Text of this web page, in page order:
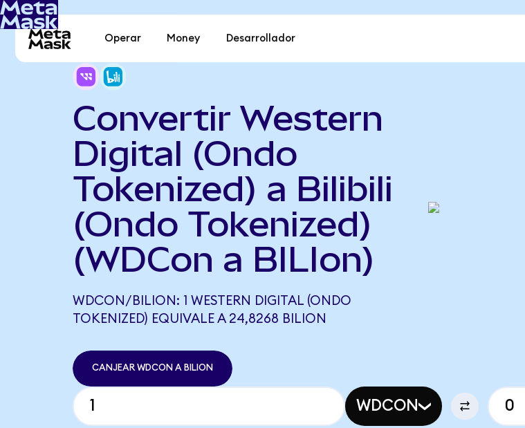
Operar Money Desarrollador
Convertir Western
Digital (Ondo
Tokenized) a Bilibili
(Ondo Tokenized)
(WDCon a BILIon)
WDCON/BILION: 1 WESTERN DIGITAL (ONDO
TOKENIZED) EQUIVALE A 24,8268 BILION
CANJEAR WDCON A BILION
WDCON